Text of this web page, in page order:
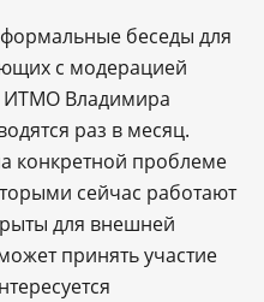
беседы для
с модерацией
ИТМО Владимира
раз в месяц.
конкретной проблеме
сейчас работают
для внешней
принять участие